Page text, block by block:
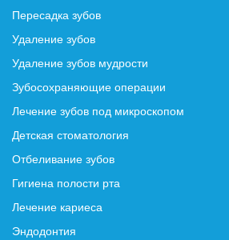
Пересадка зубов
Удаление зубов
Удаление зубов мудрости
Зубосохраняющие операции
Лечение зубов под микроскопом
Детская стоматология
Отбеливание зубов
Гигиена полости рта
Лечение кариеса
Эндодонтия